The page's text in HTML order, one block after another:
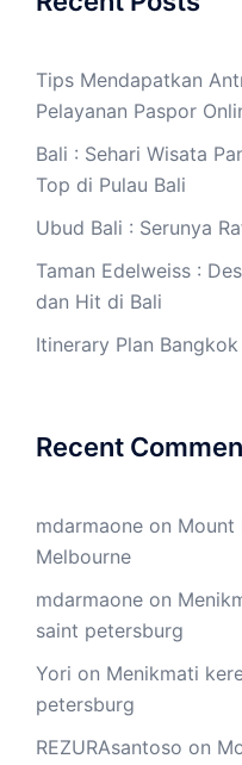
Tips Mendapatkan
Pelayanan Paspor
Bali : Sehari Wisata
Top di Pulau Bali
Ubud Bali : Serunya
Taman Edelweiss :
dan Hit di Bali
Itinerary Plan
Recent
mdarmaone on Mount
Melbourne
mdarmaone on
saint petersburg
Yori on Menikmati
petersburg
REZURAsantoso on